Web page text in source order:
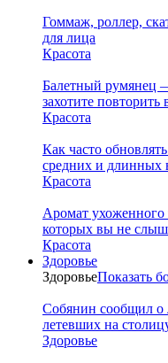
Гоммаж, роллер,
для лица
Красота
Балетный румянец
захотите повторить
Красота
Как часто
средних и длинных
Красота
Аромат ухоженного
которых вы не
Красота
Здоровье
ЗдоровьеПоказать
Собянин сообщил о
летевших на
Здоровье